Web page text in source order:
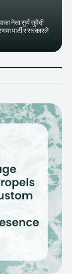
नेता सुर्य सुवेदी
पार्टी र सरकारले